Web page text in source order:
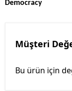
Democracy
Müşteri
Bu ürün için